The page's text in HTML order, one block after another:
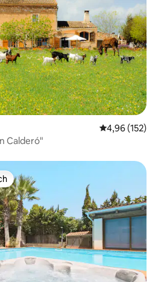
Xếp hạng
4,96 (152)
Calderó"